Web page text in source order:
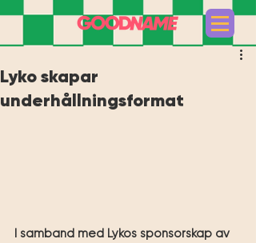
Lyko skapar
underhållningsformat
I samband med Lykos sponsorskap av